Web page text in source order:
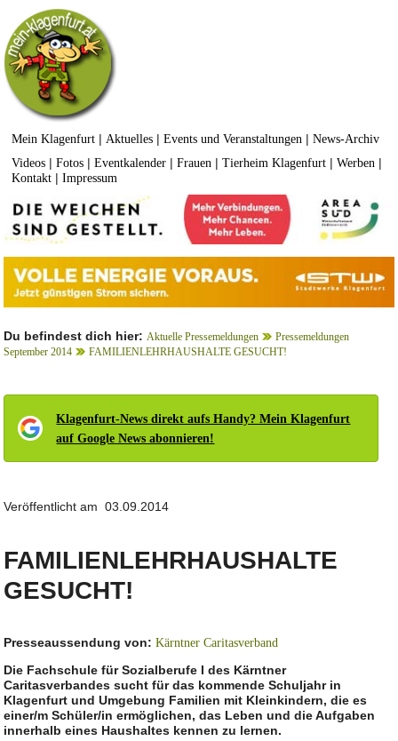
Mein Klagenfurt | Aktuelles |Events und Veranstaltungen |News-Archiv
Videos |Fotos |Eventkalender |Frauen |Tierheim Klagenfurt |Werben |
Kontakt |Impressum
Du befindest dich hier: Aktuelle Pressemeldungen
Pressemeldungen
September 2014
FAMILIENLEHRHAUSHALTE GESUCHT!
Klagenfurt-News direkt aufs Handy? Mein Klagenfurt
auf Google News abonnieren!
Veröffentlicht am 03.09.2014
FAMILIENLEHRHAUSHALTE
GESUCHT!
Presseaussendung von:Kärntner Caritasverband
Die Fachschule für Sozialberufe I des Kärntner
Caritasverbandes sucht für das kommende Schuljahr in
Klagenfurt und Umgebung Familien mit Kleinkindern, die es
einer/m Schüler/in ermöglichen, das Leben und die Aufgaben
innerhalb eines Haushaltes kennen zu lernen.